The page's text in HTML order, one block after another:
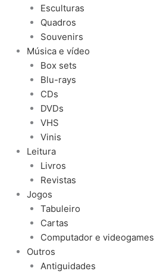
Esculturas
Quadros
Souvenirs
Música e vídeo
Box sets
Blu-rays
CDs
DVDs
VHS
Vinis
Leitura
Livros
Revistas
Jogos
Tabuleiro
Cartas
Computador e videogames
Outros
Antiguidades